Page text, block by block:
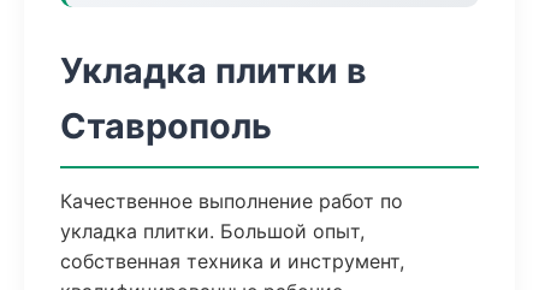
Укладка плитки в
Ставрополь
Качественное выполнение работ по
укладка плитки. Большой опыт,
собственная техника и инструмент,